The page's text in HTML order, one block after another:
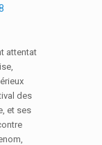
attentat
des
et ses